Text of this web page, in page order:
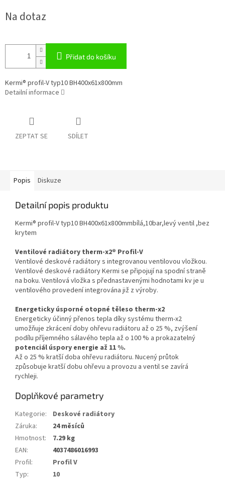
cena:
Na dotaz
Přidat do košíku
Kermi® profil-V typ10 BH400x61x800mm
Detailní informace
ZEPTAT SE SDÍLET
Popis Diskuze
Detailní popis produktu
Kermi® profil-V typ10 BH400x61x800mmbílá,10bar,levý ventil ,bez
krytem
Ventilové radiátory therm-x2® Profil-V
Ventilové deskové radiátory s integrovanou ventilovou vložkou.
Ventilové deskové radiátory Kermi se připojují na spodní straně
na boku. Ventilová vložka s přednastavenými hodnotami kv je u
ventilového provedení integrována již z výroby.
Energeticky úsporné otopné těleso therm-x2
Energeticky účinný přenos tepla díky systému therm-x2
umožňuje zkrácení doby ohřevu radiátoru až o 25 %, zvýšení
podílu příjemného sálavého tepla až o 100 % a prokazatelný
potenciál úspory energie až 11 %.
Až o 25 % kratší doba ohřevu radiátoru. Nucený průtok
způsobuje kratší dobu ohřevu a provozu a ventil se zavírá
rychleji.
Doplňkové parametry
Kategorie:
Deskové radiátory
Záruka:
24 měsíců
Hmotnost:
7.29 kg
EAN:
4037486016993
Profil:
Profil V
Typ:
10